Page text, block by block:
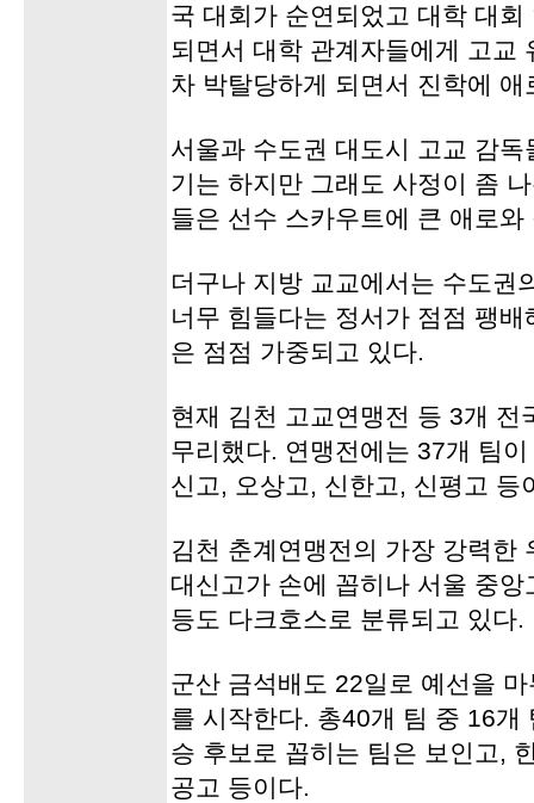
국 대회가 순연되었고 대학 대
되면서 대학 관계자들에게 고교
차 박탈당하게 되면서 진학에
서울과 수도권 대도시 고교 감
기는 하지만 그래도 사정이 좀
들은 선수 스카우트에 큰 애로
더구나 지방 교교에서는 수도권
너무 힘들다는 정서가 점점 팽
은 점점 가중되고 있다.
현재 김천 고교연맹전 등 3개
무리했다. 연맹전에는 37개 팀
신고, 오상고, 신한고, 신평고 등
김천 춘계연맹전의 가장 강력한
대신고가 손에 꼽히나 서울 중
등도 다크호스로 분류되고 있다.
군산 금석배도 22일로 예선을
를 시작한다. 총40개 팀 중 16개
승 후보로 꼽히는 팀은 보인고,
공고 등이다.